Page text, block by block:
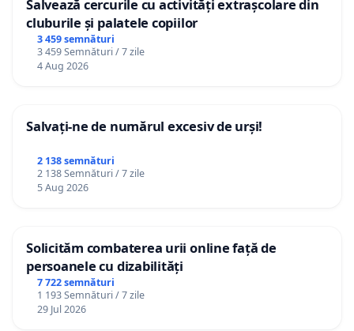
Salvează cercurile cu activități extrașcolare din
cluburile și palatele copiilor
3 459 semnături
3 459 Semnături / 7 zile
4 Aug 2026
Salvați-ne de numărul excesiv de urși!
2 138 semnături
2 138 Semnături / 7 zile
5 Aug 2026
Solicităm combaterea urii online față de
persoanele cu dizabilități
7 722 semnături
1 193 Semnături / 7 zile
29 Jul 2026